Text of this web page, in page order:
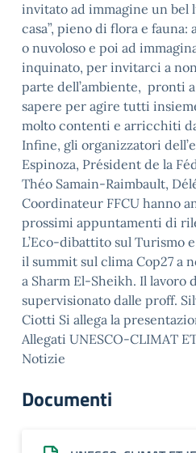
invitato ad immagine un bel
casa”, pieno di flora e
o nuvoloso e poi ad
inquinato, per invitarci a
parte dell’ambiente, pronti
sapere per agire tutti
molto contenti e arricchiti
Infine, gli organizzatori
Espinoza, Président de la
Théo Samain-Raimbault,
Coordinateur FFCU hanno
prossimi appuntamenti di
L’Eco-dibattito sul Turismo
il summit sul clima Cop27 a
a Sharm El-Sheikh. Il lavoro
supervisionato dalle proff.
Ciotti Si allega la
Allegati UNESCO-CLIMAT
Notizie
Documenti